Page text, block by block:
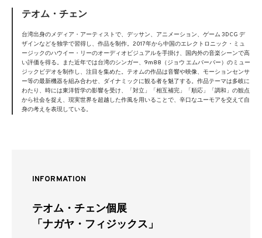
テオム・チェン
台湾出身のメディア・アーティストで、デッサン、アニメーション、ゲーム 3DCG デ
ザインなどを独学で習得し、作品を制作。2017年から中国のエレクトロニック・ミュ
ージックのハウイー・リーのオーディオビジュアルを手掛け、国内外の音楽シーンで高
い評価を得る。また近年では台湾のシンガー、9m88（ジョウ エムバーバー）のミュー
ジックビデオを制作し、注目を集めた。テオムの作品は音響や映像、モーションセンサ
ー等の最新機器を組み合わせ、ダイナミックに観る者を魅了する。作品テーマは多岐に
わたり、時には東洋哲学の影響を受け、「対立」「相互補完」「順応」「調和」の観点
から社会を捉え、現実世界を超越した作風を用いることで、辛口なユーモアを交えて自
身の考えを表現している。
INFORMATION
テオム・チェン個展
「ナガヤ・フィジックス」